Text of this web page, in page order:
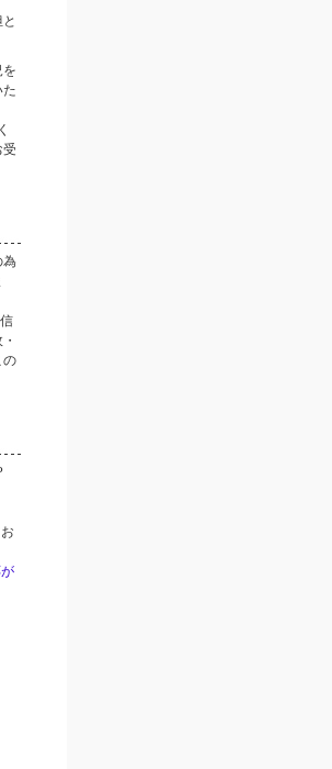
為
の